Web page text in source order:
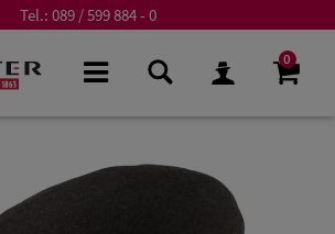
Tel.: 089 / 599 884 - 0
0